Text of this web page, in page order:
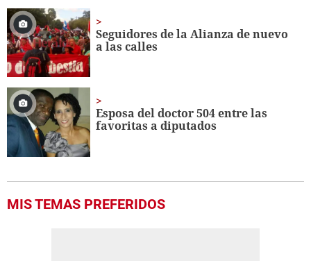
Seguidores de la Alianza de nuevo
a las calles
Esposa del doctor 504 entre las
favoritas a diputados
MIS TEMAS PREFERIDOS